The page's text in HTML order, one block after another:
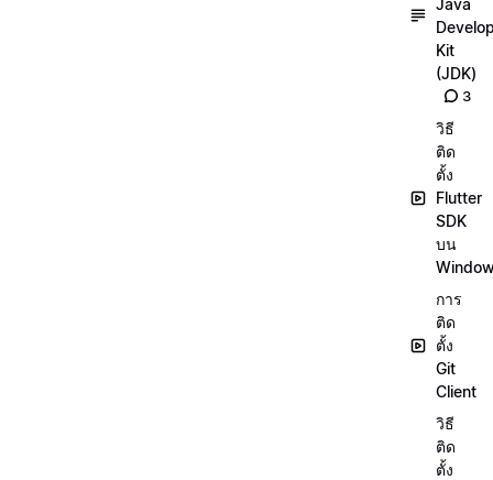
Java
Kit
(JDK)
3
วิธี
ติด
ตั้ง
Flutter
SDK
บน
การ
ติด
ตั้ง
Git
Client
วิธี
ติด
ตั้ง